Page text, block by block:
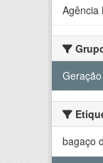
Agência
bagaço